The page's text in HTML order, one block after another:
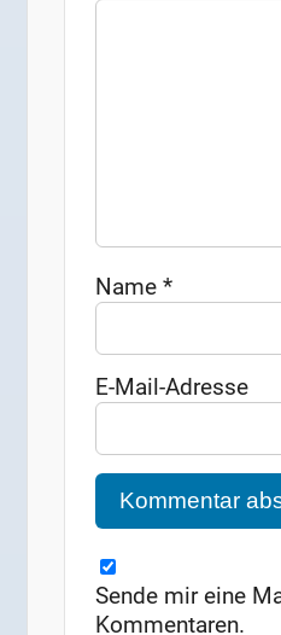
Name*
E-Mail-Adresse
Sende mir eine
Kommentaren.